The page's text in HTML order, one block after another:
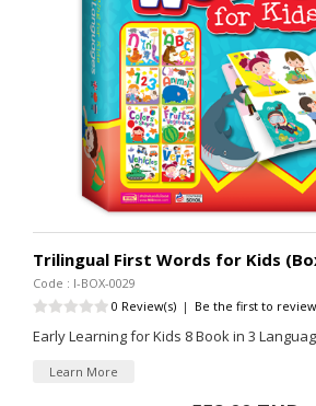
Trilingual First Words for Kids
Code : I-BOX-0029
0 Review(s) | Be the first to review
Early Learning for Kids 8 Book in 3
Learn More